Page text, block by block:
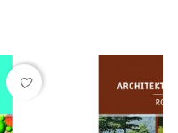
favorite_border